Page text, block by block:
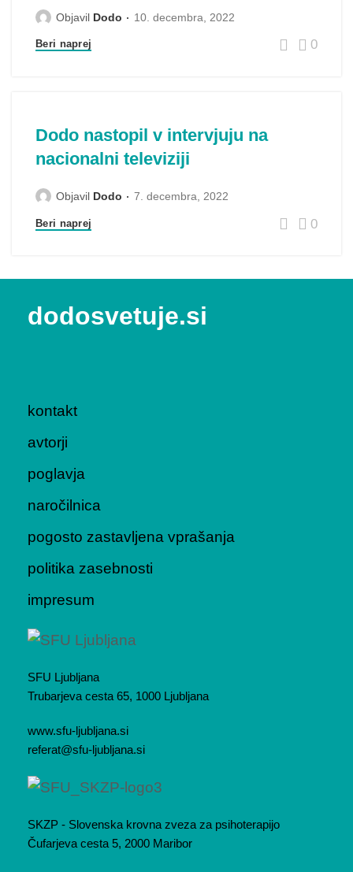
Objavil Dodo 10. decembra, 2022
Beri naprej 0
Dodo nastopil v intervjuju na
nacionalni televiziji
Objavil Dodo 7. decembra, 2022
Beri naprej 0
dodosvetuje.si
kontakt
avtorji
poglavja
naročilnica
pogosto zastavljena vprašanja
politika zasebnosti
impresum
SFU Ljubljana
Trubarjeva cesta 65, 1000 Ljubljana
www.sfu-ljubljana.si
referat@sfu-ljubljana.si
SKZP - Slovenska krovna zveza za psihoterapijo
Čufarjeva cesta 5, 2000 Maribor